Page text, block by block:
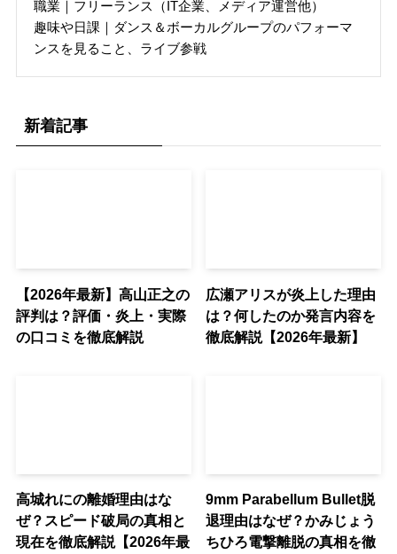
職業｜フリーランス（IT企業、メディア運営他）
趣味や日課｜ダンス＆ボーカルグループのパフォーマ
ンスを見ること、ライブ参戦
新着記事
【2026年最新】高山正之の
評判は？評価・炎上・実際
の口コミを徹底解説
広瀬アリスが炎上した理由
は？何したのか発言内容を
徹底解説【2026年最新】
高城れにの離婚理由はな
ぜ？スピード破局の真相と
現在を徹底解説【2026年最
9mm Parabellum Bullet脱
退理由はなぜ？かみじょう
ちひろ電撃離脱の真相を徹